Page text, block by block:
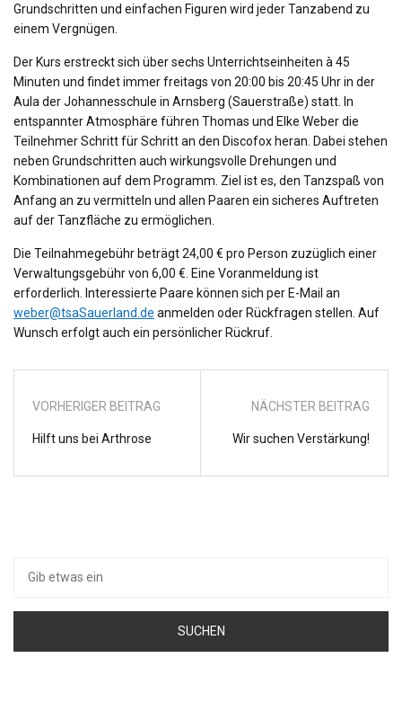
Grundschritten und einfachen Figuren wird jeder Tanzabend zu
einem Vergnügen.
Der Kurs erstreckt sich über sechs Unterrichtseinheiten à 45
Minuten und findet immer freitags von 20:00 bis 20:45 Uhr in der
Aula der Johannesschule in Arnsberg (Sauerstraße) statt. In
entspannter Atmosphäre führen Thomas und Elke Weber die
Teilnehmer Schritt für Schritt an den Discofox heran. Dabei stehen
neben Grundschritten auch wirkungsvolle Drehungen und
Kombinationen auf dem Programm. Ziel ist es, den Tanzspaß von
Anfang an zu vermitteln und allen Paaren ein sicheres Auftreten
auf der Tanzfläche zu ermöglichen.
Die Teilnahmegebühr beträgt 24,00 € pro Person zuzüglich einer
Verwaltungsgebühr von 6,00 €. Eine Voranmeldung ist
erforderlich. Interessierte Paare können sich per E-Mail an
weber@tsaSauerland.de anmelden oder Rückfragen stellen. Auf
Wunsch erfolgt auch ein persönlicher Rückruf.
VORHERIGER BEITRAG
Hilft uns bei Arthrose
NÄCHSTER BEITRAG
Wir suchen Verstärkung!
nach: